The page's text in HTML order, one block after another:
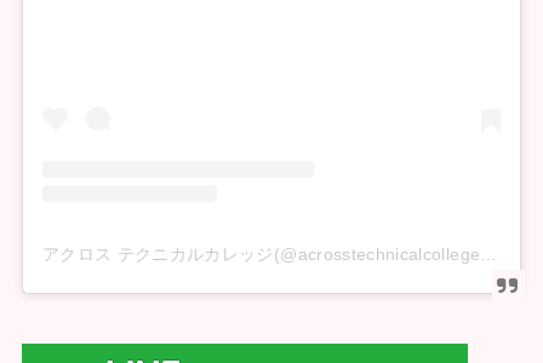
アクロス テクニカルカレッジ(@acrosstechnicalcollege)がシェアした投稿